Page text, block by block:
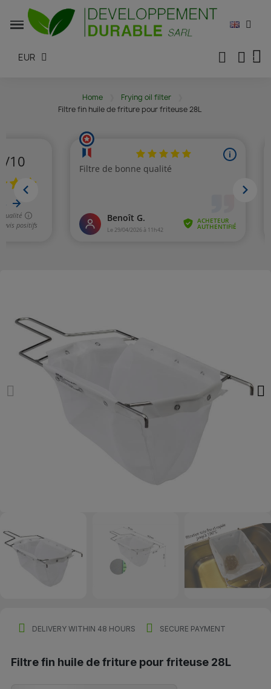
EUR
Home
Frying oil filter
Filtre fin huile de friture pour friteuse 28L
DELIVERY WITHIN 48 HOURS SECURE PAYMENT
Filtre fin huile de friture pour friteuse 28L